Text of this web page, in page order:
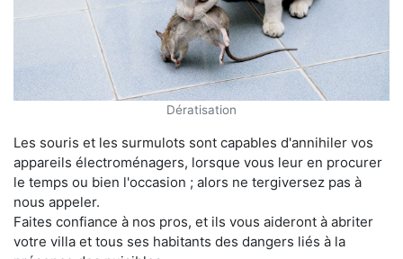
Dératisation
Les souris et les surmulots sont capables d'annihiler vos
appareils électroménagers, lorsque vous leur en procurer
le temps ou bien l'occasion ; alors ne tergiversez pas à
nous appeler.
Faites confiance à nos pros, et ils vous aideront à abriter
votre villa et tous ses habitants des dangers liés à la